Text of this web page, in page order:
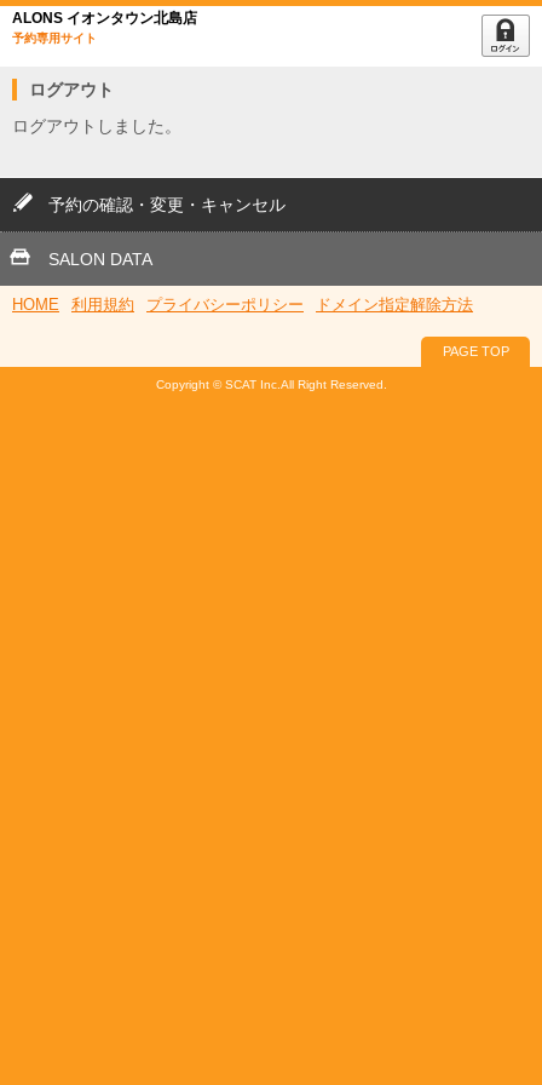
ALONS イオンタウン北島店
予約専用サイト
ログアウト
ログアウトしました。
予約の確認・変更・キャンセル
SALON DATA
HOME 利用規約 プライバシーポリシー ドメイン指定解除方法
PAGE TOP
Copyright © SCAT Inc.All Right Reserved.